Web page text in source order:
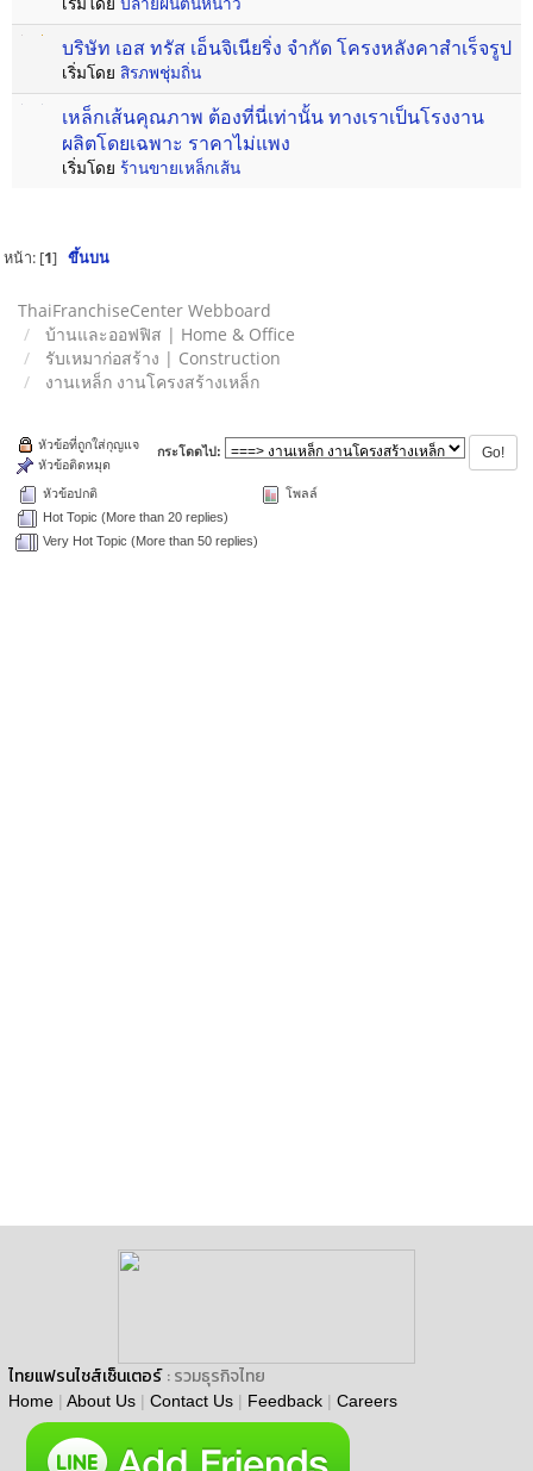
บริษัท เอส ทรัส เอ็นจิเนียริ่ง จำกัด โครงหลังคาสำเร็จรูป
เริ่มโดย สิรภพชุ่มถิ่น
เหล็กเส้นคุณภาพ ต้องที่นี่เท่านั้น ทางเราเป็นโรงงาน
ผลิตโดยเฉพาะ ราคาไม่แพง
เริ่มโดย ร้านขายเหล็กเส้น
หน้า: [1] ขึ้นบน
ThaiFranchiseCenter Webboard
บ้านและออฟฟิส | Home & Office
รับเหมาก่อสร้าง | Construction
งานเหล็ก งานโครงสร้างเหล็ก
กระโดดไป:
หัวข้อปกติ
Hot Topic (More than 20 replies)
Very Hot Topic (More than 50 replies)
หัวข้อที่ถูกใส่กุญแจ
หัวข้อติดหมุด
โพลล์
ไทยแฟรนไชส์เซ็นเตอร์ : รวมธุรกิจไทย
Home | About Us | Contact Us | Feedback | Careers